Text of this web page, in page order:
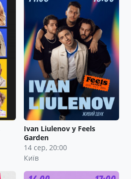
Ivan Liulenov у Feels
Garden
14 сер, 20:00
Київ